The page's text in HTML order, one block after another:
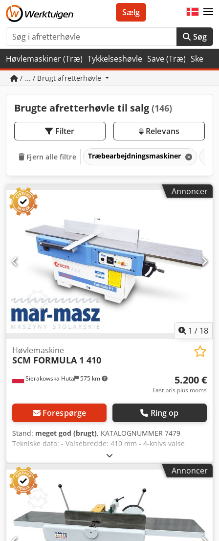
Søg
Sælg
Høvlemaskiner (Træ) Tykkelseshøvle Save (Træ) Ske
/ ... / Brugt afretterhøvle
Brugte afretterhøvle til salg (146)
Filter Relevans
Fjern alle filtre Træbearbejdningsmaskiner
Annoncer
1 / 18
Sierakowska Huta 575 km
Høvlemaskine
SCM FORMULA 1 410
5.200 €
Fast pris plus moms
Forespørge Ring op
Stand: meget god (brugt), KATALOGNUMMER 7479
Tekniske data: - Valsebredde: 410 mm - 4-knivs valse
(TERSA) - Lyddæmpende kam - Beskyttelse til valse -
Bordlængde: 2610 mm - Forlænget indføringsbord: 1435
mm - Støbejernsborde - Begge borde justerbare - Original
støbejernsanslag, justerbart i vinkel - Bremse -
Udsugningsstuds diameter: 115 mm - Motor: 4 kW -
Dimensioner (L/B/H): 2610x960x1110 mm - Vægt: 578 kg
Crjdozr Itgopfx Aqgjf FORDELE – Italiensk produktion – 4-
knivs valse – bremse – Lyddæmpende kam – forlænget
indføringsbord – ikke malet – Brugt afretter, meget god
Annoncer